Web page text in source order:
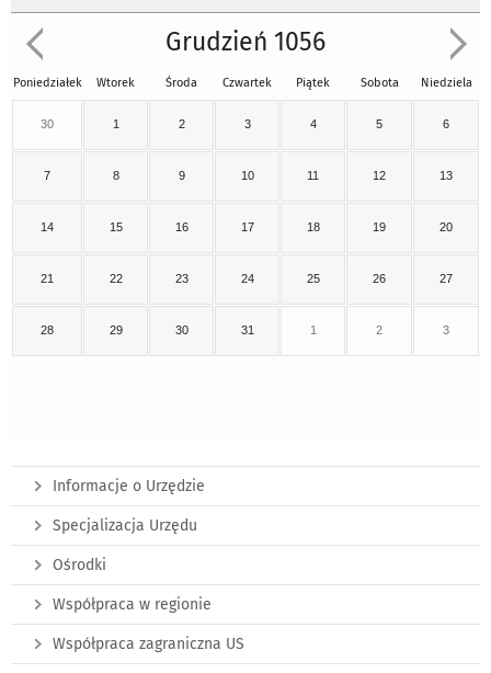
Grudzień 1056
Poniedziałek Wtorek Środa Czwartek Piątek Sobota Niedziela
30 1 2 3 4 5 6
7 8 9 10 11 12 13
14 15 16 17 18 19 20
21 22 23 24 25 26 27
28 29 30 31 1 2 3
Informacje o Urzędzie
Specjalizacja Urzędu
Ośrodki
Współpraca w regionie
Współpraca zagraniczna US